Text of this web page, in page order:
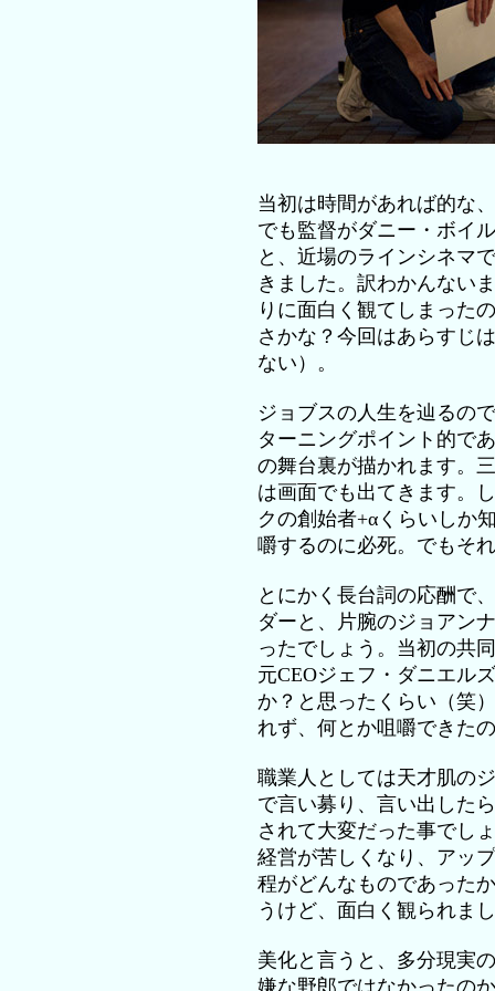
当初は時間があれば的な
でも監督がダニー・ボイ
と、近場のラインシネマ
きました。訳わかんない
りに面白く観てしまった
さかな？今回はあらすじ
ない）。
ジョブスの人生を辿るの
ターニングポイント的で
の舞台裏が描かれます。
は画面でも出てきます。
クの創始者+αくらいしか
嚼するのに必死。でもそ
とにかく長台詞の応酬で
ダーと、片腕のジョアン
ったでしょう。当初の共
元CEOジェフ・ダニエル
か？と思ったくらい（笑
れず、何とか咀嚼できた
職業人としては天才肌の
で言い募り、言い出した
されて大変だった事でし
経営が苦しくなり、アッ
程がどんなものであった
うけど、面白く観られま
美化と言うと、多分現実
嫌な野郎ではなかったの